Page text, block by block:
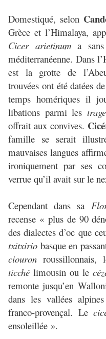
Domestiqué, selon
Grèce et l’Himalaya,
Cicer arietinuma sans
méditerranéenne. Dans
est la grotte de
trouvées ont été datées
temps homériques il
libations parmi les
offrait aux convives.
famille se serait
mauvaises langues
ironiquement par ses
verrue qu’il avait sur le
Cependant dans sa
recense « plus de 90
des dialectes d’oc que
txitxirio basque en
ciouron roussillonnais,
ticché limousin ou le
remonte jusqu’en
dans les vallées alpines
franco-provençal. Le
ensoleillée ».